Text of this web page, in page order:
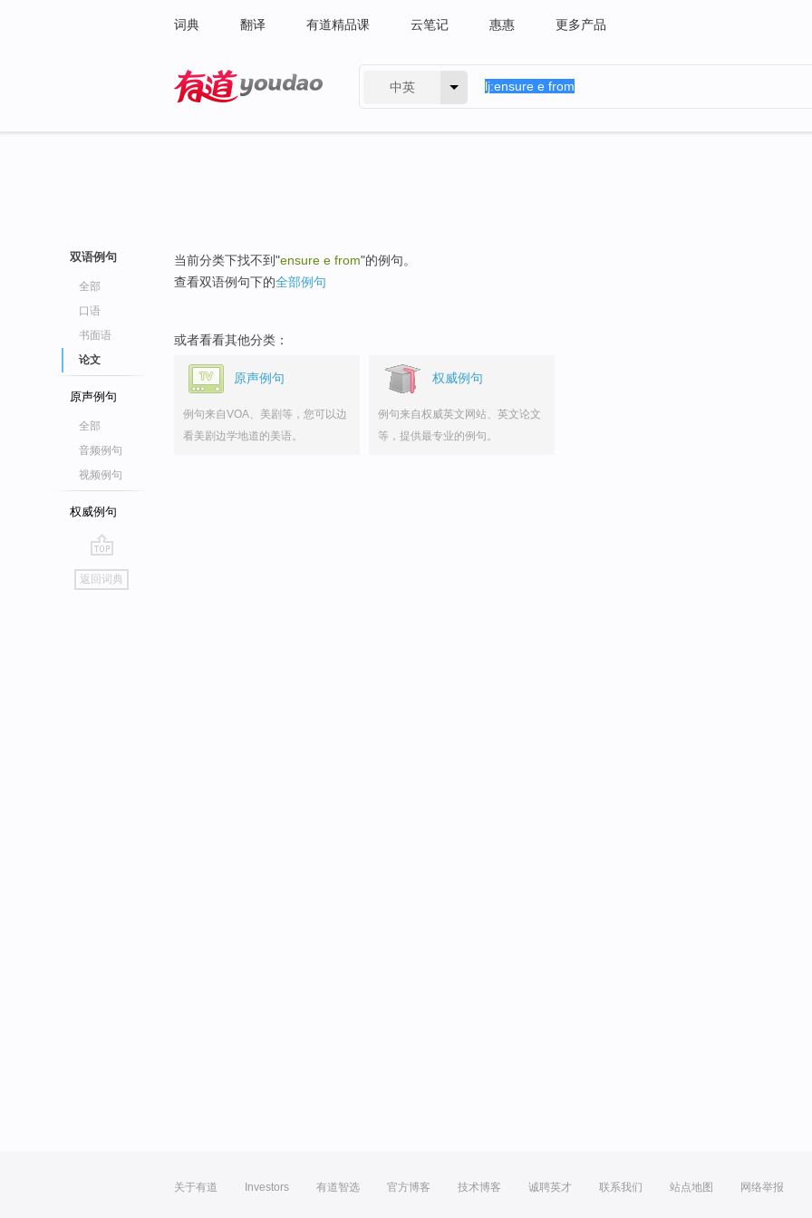
词典 翻译 有道精品课 云笔记 惠惠 更多产品
中英
双语例句
全部
口语
书面语
论文
原声例句
全部
音频例句
视频例句
权威例句
go
top
返回词典
当前分类下找不到"ensure e from"的例句。
查看双语例句下的全部例句
或者看看其他分类：
原声例句
例句来自VOA、美剧等，您可以边
看美剧边学地道的美语。
权威例句
例句来自权威英文网站、英文论文
等，提供最专业的例句。
关于有道 Investors 有道智选 官方博客 技术博客 诚聘英才 联系我们 站点地图 网络举报